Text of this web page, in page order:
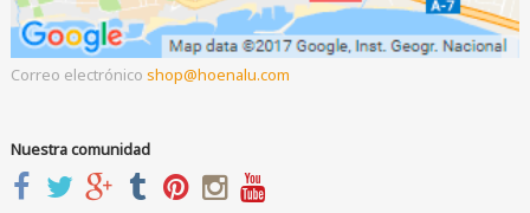
Correo electrónico shop hoenalu.com
Nuestra comunidad